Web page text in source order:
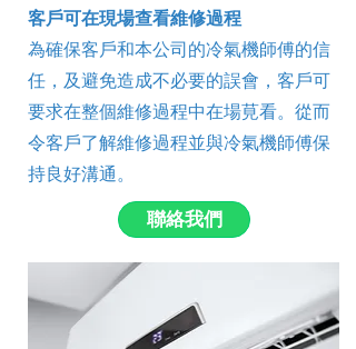
客戶可在現場查看維修過程
為確保客戶和本公司的冷氣機師傅的信
任，及避免造成不必要的誤會，客戶可
要求在整個維修過程中在場莧看。從而
令客戶了解維修過程並與冷氣機師傅保
持良好溝通。
聯絡我們